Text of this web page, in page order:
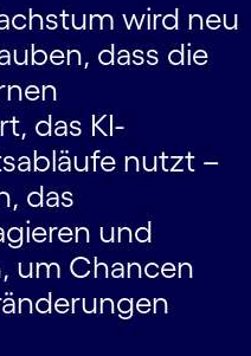
wird neu
dass die
das KI-
nutzt –
das
und
um Chancen